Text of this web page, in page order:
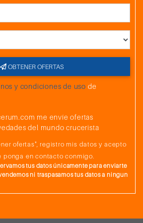
OBTENER OFERTAS
y condiciones de uso de
me envíe ofertas
del mundo crucerista
ofertas", registro mis datos y acepto
ponga en contacto conmigo.
tus datos únicamente para enviarte
ni traspasamos tus datos a ningun